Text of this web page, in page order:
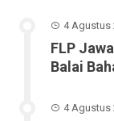
4 Agustus
FLP
Balai
4 Agustus